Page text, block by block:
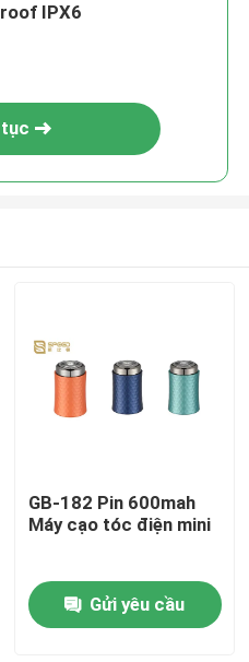
IPX6
GB-182 Pin 600mah
Máy cạo tóc điện mini
Gửi yêu cầu